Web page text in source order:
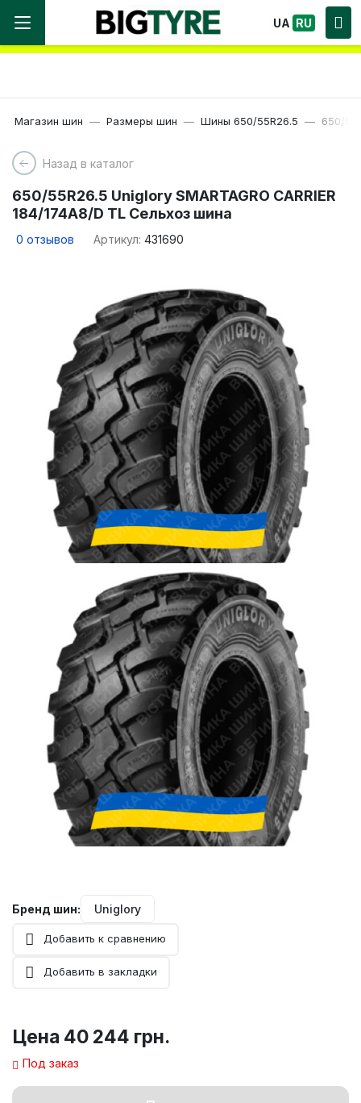
Мы работаем! Большой выбор Шин, быстрая
доставка по Украине!
UA RU
Магазин шин Размеры шин Шины 650/55R26.5 650/
Назад в каталог
650/55R26.5 Uniglory SMARTAGRO CARRIER
184/174A8/D TL Сельхоз шина
0 отзывов Артикул: 431690
Бренд шин: Uniglory
Добавить к сравнению
Добавить в закладки
Цена 40 244 грн.
Под заказ